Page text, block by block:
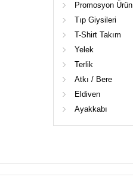
Promosyon Ürün
Tıp Giysileri
T-Shirt Takım
Yelek
Terlik
Atkı / Bere
Eldiven
Ayakkabı